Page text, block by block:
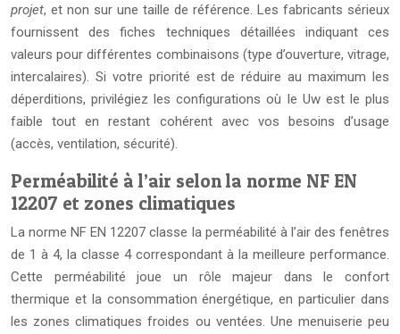
projet, et non sur une taille de référence. Les fabricants sérieux
fournissent des fiches techniques détaillées indiquant ces
valeurs pour différentes combinaisons (type d’ouverture, vitrage,
intercalaires). Si votre priorité est de réduire au maximum les
déperditions, privilégiez les configurations où le Uw est le plus
faible tout en restant cohérent avec vos besoins d’usage
(accès, ventilation, sécurité).
Perméabilité à l’air selon la norme NF EN
12207 et zones climatiques
La norme NF EN 12207 classe la perméabilité à l’air des fenêtres
de 1 à 4, la classe 4 correspondant à la meilleure performance.
Cette perméabilité joue un rôle majeur dans le confort
thermique et la consommation énergétique, en particulier dans
les zones climatiques froides ou ventées. Une menuiserie peu